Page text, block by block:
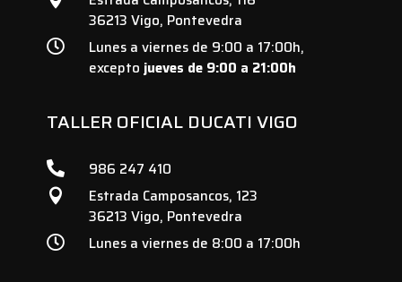
36213 Vigo, Pontevedra

Lunes a viernes de 9:00 a 17:00h,
excepto jueves de 9:00 a 21:00h
TALLER OFICIAL DUCATI VIGO
 986 247 410

Estrada Camposancos, 123
36213 Vigo, Pontevedra
 Lunes a viernes de 8:00 a 17:00h